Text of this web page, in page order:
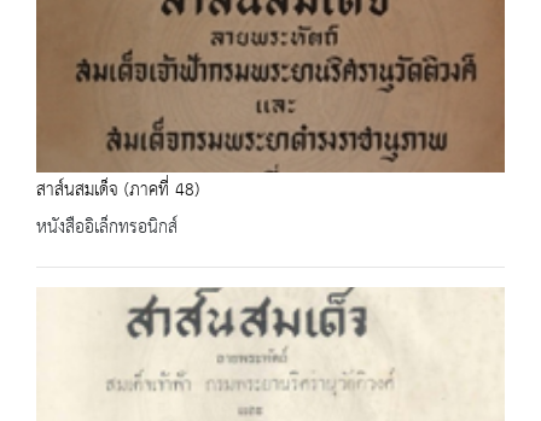
สาส์นสมเด็จ (ภาคที่ 48)
หนังสืออิเล็กทรอนิกส์